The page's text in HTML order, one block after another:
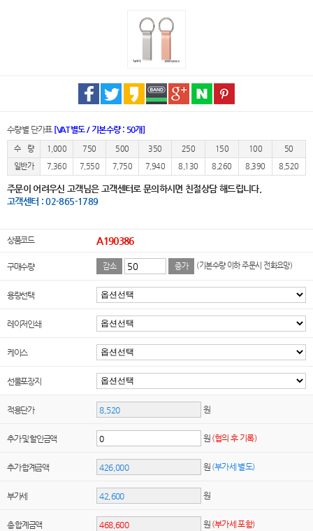
수량별 단가표 [VAT별도 / 기본수량 : 50개]
수 량 1,000 750 500 350 250 150 100
50
일반가
7,360 7,550 7,750 7,940 8,130 8,260 8,390 8,520
주문이 어려우신 고객님은 고객센터로 문의하시면 친절상담 해드립니다.
고객센터 : 02-865-1789
상품코드 A190386
구매수량 감소 증가 (기본수량 이하 주문시 전화요망)
용량선택
레이저인쇄
케이스
선물포장지
적용단가 원
추가 및 할인금액 원 (협의 후 기록)
추가 합계금액 원 (부가세 별도)
부가세 원
총 합계금액 원 (부가세 포함)